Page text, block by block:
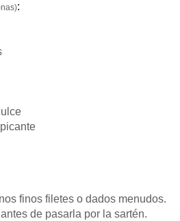
:
finos filetes o dados menudos.
de pasarla por la sartén.